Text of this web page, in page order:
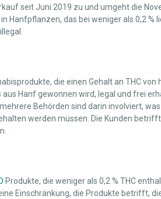
seit Juni 2019 zu und umgeht die
Hanfpflanzen, das bei weniger als 0,2 %
die einen Gehalt an THC
aus Hanf gewonnen wird, legal und frei
Behörden sind darin involviert,
werden müssen. Die Kunden
Produkte, die weniger als 0,2 % THC
Einschränkung, die Produkte betrifft,